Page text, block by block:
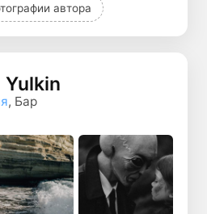
автора
Yulkin
, Бар